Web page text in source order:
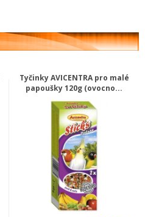
Tyčinky AVICENTRA pro malé
papoušky 120g (ovocno...